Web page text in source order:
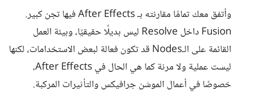
وأتفق معك تمامًا مقارنته بـ After Effects فيها تجن كبير.
Fusion داخل Resolve ليس بديلًا حقيقيًا، وبيئة العمل
القائمة على الـNodes قد تكون فعالة لبعض الاستخدامات، لكنها
ليست عملية ولا مرنة كما هي الحال في After Effects،
خصوصًا في أعمال الموشن جرافيكس والتأثيرات المركبة.